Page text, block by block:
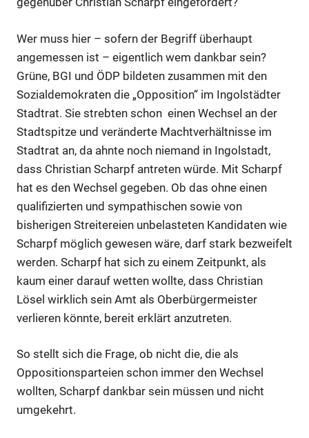
Wer muss hier – sofern der Begriff überhaupt
angemessen ist – eigentlich wem dankbar sein?
Grüne, BGI und ÖDP bildeten zusammen mit den
Sozialdemokraten die „Opposition“ im Ingolstädter
Stadtrat. Sie strebten schon einen Wechsel an der
Stadtspitze und veränderte Machtverhältnisse im
Stadtrat an, da ahnte noch niemand in Ingolstadt,
dass Christian Scharpf antreten würde. Mit Scharpf
hat es den Wechsel gegeben. Ob das ohne einen
qualifizierten und sympathischen sowie von
bisherigen Streitereien unbelasteten Kandidaten wie
Scharpf möglich gewesen wäre, darf stark bezweifelt
werden. Scharpf hat sich zu einem Zeitpunkt, als
kaum einer darauf wetten wollte, dass Christian
Lösel wirklich sein Amt als Oberbürgermeister
verlieren könnte, bereit erklärt anzutreten.
So stellt sich die Frage, ob nicht die, die als
Oppositionsparteien schon immer den Wechsel
wollten, Scharpf dankbar sein müssen und nicht
umgekehrt.